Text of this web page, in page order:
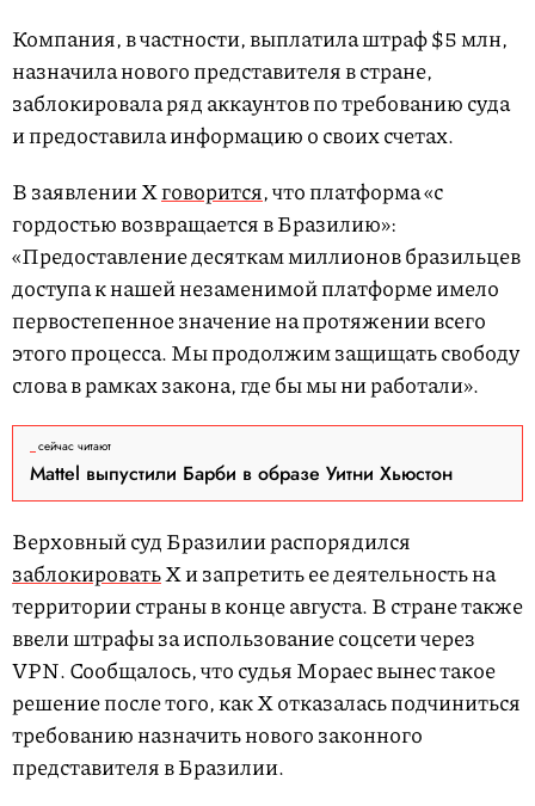
Компания, в частности, выплатила штраф $5 млн,
назначила нового представителя в стране,
заблокировала ряд аккаунтов по требованию суда
и предоставила информацию о своих счетах.
В заявлении Xговорится, что платформа «с
гордостью возвращается в Бразилию»:
«Предоставление десяткам миллионов бразильцев
доступа к нашей незаменимой платформе имело
первостепенное значение на протяжении всего
этого процесса. Мы продолжим защищать свободу
слова в рамках закона, где бы мы ни работали».
сейчас читают
Mattel выпустили Барби в образе Уитни Хьюстон
Верховный суд Бразилии распорядился
заблокироватьX и запретить ее деятельность на
территории страны в конце августа. В стране также
ввели штрафы за использование соцсети через
VPN. Сообщалось, что судья Мораес вынес такое
решение после того, как X отказалась подчиниться
требованию назначить нового законного
представителя в Бразилии.